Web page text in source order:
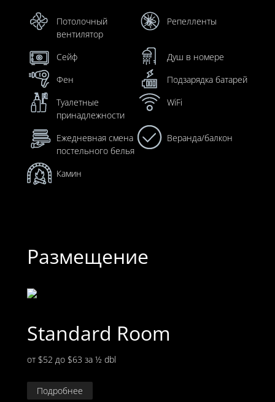
Потолочный
вентилятор
Репелленты
Сейф
Душ в номере
Фен
Подзарядка батарей
Туалетные
принадлежности
WiFi
Ежедневная смена
постельного белья
Веранда/балкон
Камин
Размещение
Standard Room
от $52 до $63 за ½ dbl
Подробнее